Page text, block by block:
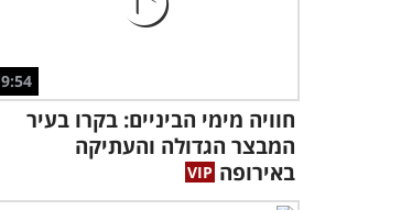
9:54
חוויה מימי הביניים: בקרו בעיר
המבצר הגדולה והעתיקה
באירופה